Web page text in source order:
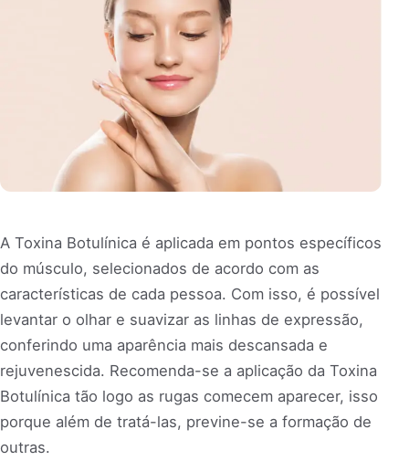
A Toxina Botulínica é aplicada em pontos específicos
do músculo, selecionados de acordo com as
características de cada pessoa. Com isso, é possível
levantar o olhar e suavizar as linhas de expressão,
conferindo uma aparência mais descansada e
rejuvenescida. Recomenda-se a aplicação da Toxina
Botulínica tão logo as rugas comecem aparecer, isso
porque além de tratá-las, previne-se a formação de
outras.